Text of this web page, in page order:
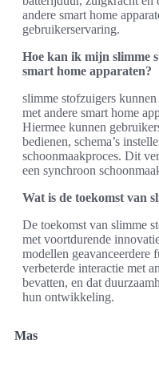
andere smart home
gebruikerservaring.
Hoe kan ik mijn slimme
smart home apparaten?
slimme stofzuigers
met andere smart home
Hiermee kunnen
bedienen, schema’s
schoonmaakproces. Dit
een synchroon
Wat is de toekomst van
De toekomst van slimme
met voortdurende
modellen geavanceerdere
verbeterde interactie met
bevatten, en dat
hun ontwikkeling.
Mas